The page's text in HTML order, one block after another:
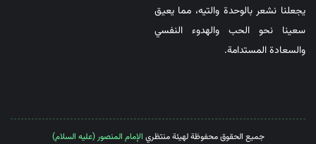
يجعلنا نشعر بالوحدة والتيه، مما يعيق
سعينا نحو الحب والهدوء النفسي
والسعادة المستدامة.
جميع الحقوق محفوظة لهيئة منتظري الإمام المنصور (عليه السلام)